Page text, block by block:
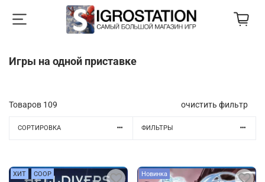
Игры на одной приставке
Товаров 109 очистить фильтр
СОРТИРОВКА ФИЛЬТРЫ
ХИТ COOP Новинка